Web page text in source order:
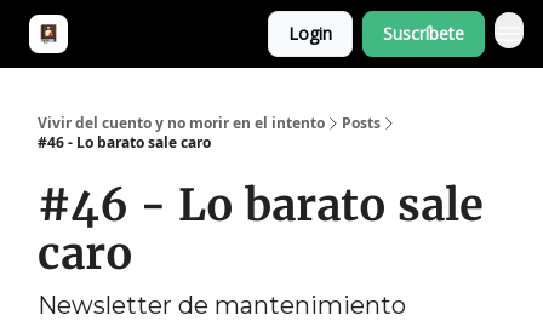
Login Suscríbete
Vivir del cuento y no morir en el intento
Posts
#46 - Lo barato sale caro
#46 - Lo barato sale
caro
Newsletter de mantenimiento